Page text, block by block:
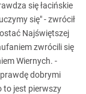
się łacińskie
się" - zwrócił
Najświętszej
zwrócili się
Wiernych. -
dobrymi
to jest pierwszy